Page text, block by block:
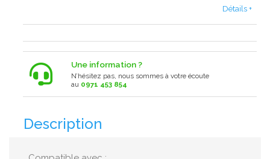
Détails +
Une information ?
N’hésitez pas, nous sommes à votre écoute
au 0971 453 854
Description